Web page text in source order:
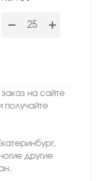
на сайте
получайте
другие